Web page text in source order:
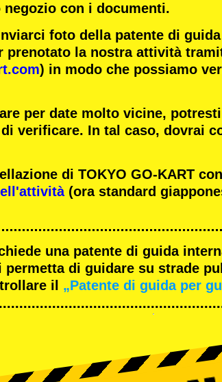
con i documenti.
foto della patente di
prenotato la nostra attività
) in modo che possiamo
per date molto vicine,
verificare. In tal caso, dovrai
di TOKYO GO-KART
(ora standard
una patente di guida
permetta di guidare su strade
il
„Patente di guida per